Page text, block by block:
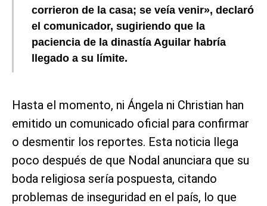
corrieron de la casa; se veía venir», declaró
el comunicador, sugiriendo que la
paciencia de la dinastía Aguilar habría
llegado a su límite.
Hasta el momento, ni Ángela ni Christian han
emitido un comunicado oficial para confirmar
o desmentir los reportes. Esta noticia llega
poco después de que Nodal anunciara que su
boda religiosa sería pospuesta, citando
problemas de inseguridad en el país, lo que